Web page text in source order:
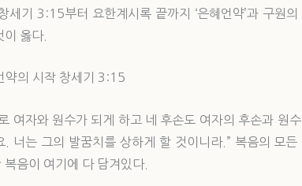
세기 3:15부터 요한계시록 끝까지 ‘은혜언약’과 구원
이 옳다.
약의 시작 창세기 3:15
여자와 원수가 되게 하고 네 후손도 여자의 후손과 원
. 너는 그의 발꿈치를 상하게 할 것이니라.” 복음의 모
복음이 여기에 다 담겨있다.